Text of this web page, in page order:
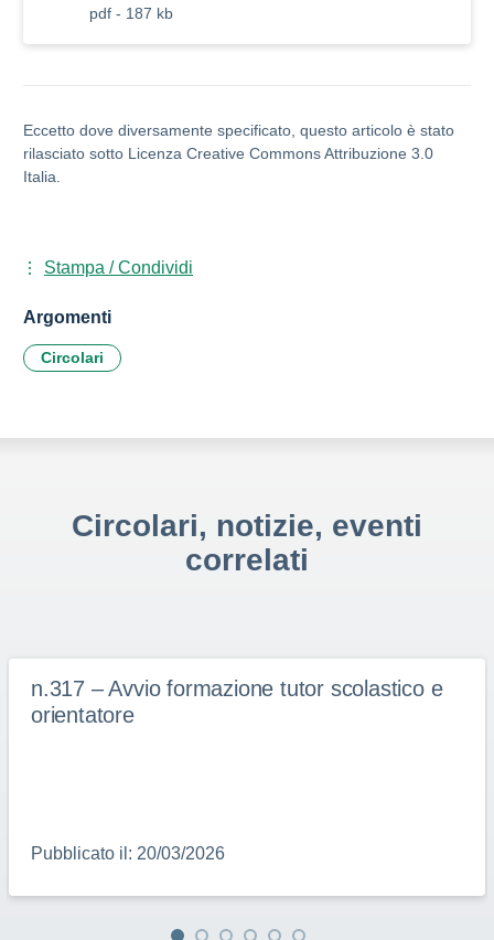
pdf - 187 kb
Eccetto dove diversamente specificato, questo articolo è stato
rilasciato sotto Licenza Creative Commons Attribuzione 3.0
Italia.
Stampa / Condividi
Argomenti
Circolari
Circolari, notizie, eventi
correlati
n.317 – Avvio formazione tutor scolastico e
orientatore
Pubblicato il: 20/03/2026